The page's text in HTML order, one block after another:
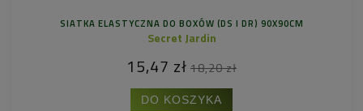
SIATKA ELASTYCZNA DO BOXÓW (DS I DR) 90X90CM
Secret Jardin
15,47 zł 18,20 zł
DO KOSZYKA